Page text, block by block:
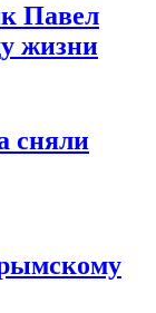
Павел
жизни
сняли